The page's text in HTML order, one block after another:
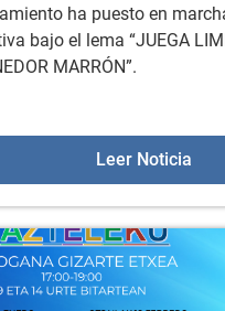
ha puesto en
bajo el lema “JUEGA
MARRÓN”.
Leer NoticiaEl